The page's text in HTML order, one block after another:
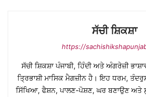
ਸੱਚੀ ਸ਼ਿਕਸ਼ਾ
https://
ਸੱਚੀ ਸ਼ਿਕਸ਼ਾ ਪੰਜਾਬੀ, ਹਿੰਦੀ ਅਤੇ ਅੰਗਰੇਜ਼ੀ
ਤ੍ਰਿਭਾਸ਼ੀ ਮਾਸਿਕ ਮੈਗਜ਼ੀਨ ਹੈ। ਇਹ ਧਰਮ,
ਸਿੱਖਿਆ, ਫੈਸ਼ਨ, ਪਾਲਣ-ਪੋਸ਼ਣ, ਘਰ ਬਣਾਉਣ ਅਤੇ